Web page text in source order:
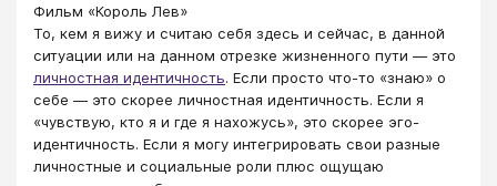
Фильм «Король Лев»
То, кем я вижу и считаю себя здесь и сейчас, в данной
ситуации или на данном отрезке жизненного пути — это
личностная идентичность. Если просто что-то «знаю» о
себе — это скорее личностная идентичность. Если я
«чувствую, кто я и где я нахожусь», это скорее эго-
идентичность. Если я могу интегрировать свои разные
личностные и социальные роли плюс ощущаю